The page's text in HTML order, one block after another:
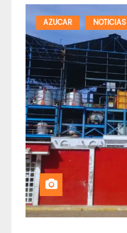
AZUCAR NOTICIAS